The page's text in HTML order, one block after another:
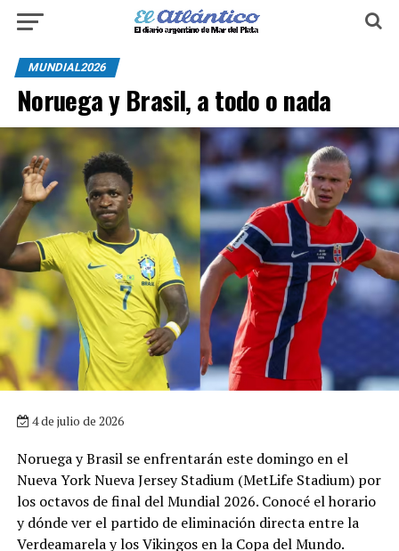
MUNDIAL2026
Noruega y Brasil, a todo o nada
4 de julio de 2026
Noruega y Brasil se enfrentarán este domingo en el
Nueva York Nueva Jersey Stadium (MetLife Stadium) por
los octavos de final del Mundial 2026. Conocé el horario
y dónde ver el partido de eliminación directa entre la
Verdeamarela y los Vikingos en la Copa del Mundo.